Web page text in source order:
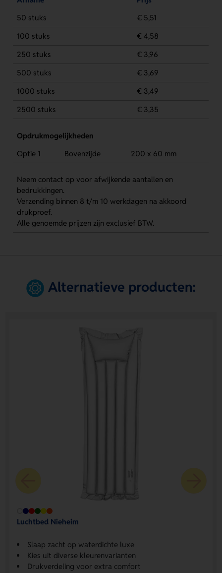
50 stuks
€ 5,51
100 stuks
€ 4,58
250 stuks
€ 3,96
500 stuks
€ 3,69
1000 stuks
€ 3,49
2500 stuks
€ 3,35
Opdrukmogelijkheden
Optie 1
Bovenzijde 200 x 60 mm
Neem contact op voor afwijkende aantallen en
bedrukkingen.
Verzending binnen 8 t/m 10 werkdagen na akkoord
drukproef.
Alle genoemde prijzen zijn exclusief BTW.
Alternatieve producten:
Luchtbed Nieheim
Slaap zacht op waterdichte luxe
Kies uit diverse kleurenvarianten
Drukverdeling voor extra comfort